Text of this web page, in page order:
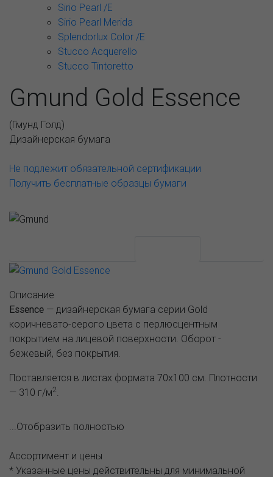
Sirio Pearl /E
Sirio Pearl Merida
Splendorlux Color /E
Stucco Acquerello
Stucco Tintoretto
Gmund Gold Essence
(Гмунд Голд)
Дизайнерская бумага
Не подлежит обязательной сертификации
Получить бесплатные образцы бумаги
Описание
Essence — дизайнерская бумага серии Gold
коричневато-серого цвета с перлюсцентным
покрытием на лицевой поверхности. Оборот -
бежевый, без покрытия.
Поставляется в листах формата 70х100 см. Плотности
— 310 г/м2
...Отобразить полностью
Ассортимент и цены
* Указанные цены действительны для минимальной